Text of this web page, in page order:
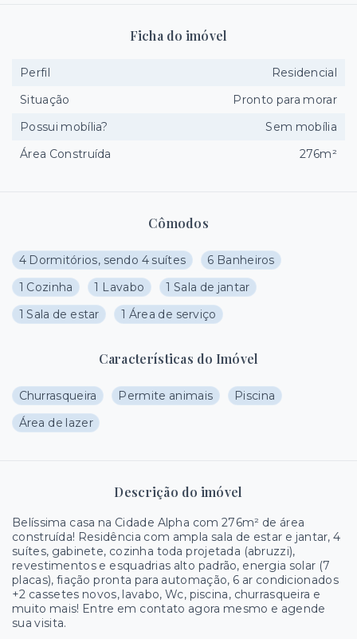
Cômodos
4 Dormitórios, sendo 4 suítes
6 Banheiros
1 Cozinha
1 Lavabo
1 Sala de jantar
1 Sala de estar
1 Área de serviço
Características do Imóvel
Churrasqueira Permite animais
Piscina
Área de lazer
Descrição do imóvel
Belíssima casa na Cidade Alpha com 276m² de área
construída! Residência com ampla sala de estar e jantar, 4
suítes, gabinete, cozinha toda projetada (abruzzi),
revestimentos e esquadrias alto padrão, energia solar (7
placas), fiação pronta para automação, 6 ar condicionados
+2 cassetes novos, lavabo, Wc, piscina, churrasqueira e
muito mais! Entre em contato agora mesmo e agende
sua visita.
Ficha do imóvel
Perfil
Residencial
Situação
Pronto para morar
Possui mobília?
Sem mobília
Área Construída
276m²